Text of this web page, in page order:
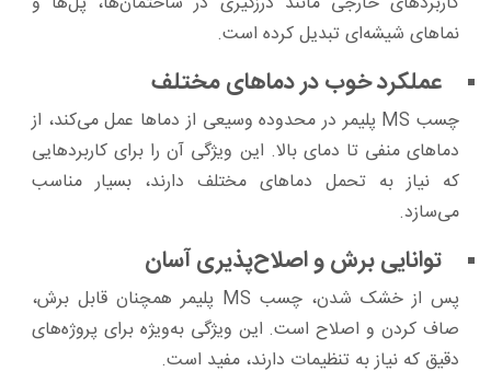
نماهای شیشه‌ای تبدیل کرده است.
عملکرد خوب در دماهای مختلف
چسب MS پلیمر در محدوده وسیعی از دماها عمل می‌کند، از
دماهای منفی تا دمای بالا. این ویژگی آن را برای کاربردهایی
که نیاز به تحمل دماهای مختلف دارند، بسیار مناسب
می‌سازد.
توانایی برش و اصلاح‌پذیری آسان
پس از خشک شدن، چسب MS پلیمر همچنان قابل برش،
صاف کردن و اصلاح است. این ویژگی به‌ویژه برای پروژه‌های
دقیق که نیاز به تنظیمات دارند، مفید است.